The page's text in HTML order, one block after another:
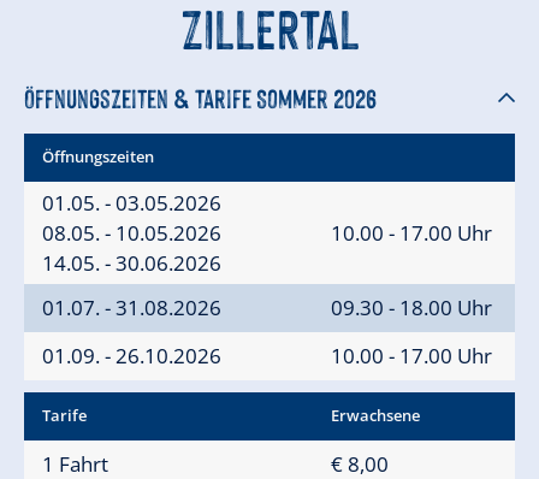
ILLERTAL
Öffnungszeiten & Tarife Sommer 2026
Öffnungszeiten
01.05. - 03.05.2026
08.05. - 10.05.2026
14.05. - 30.06.2026
10.00 - 17.00 Uhr
01.07. - 31.08.2026
09.30 - 18.00 Uhr
01.09. - 26.10.2026
10.00 - 17.00 Uhr
Tarife Erwachsene
1 Fahrt
€ 8,00